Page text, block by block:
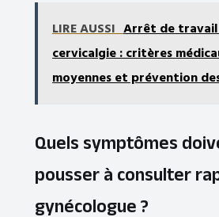
LIRE AUSSI Arrêt de
cervicalgie : critères
moyennes et prévention
Quels symptômes
pousser à consulter
gynécologue ?